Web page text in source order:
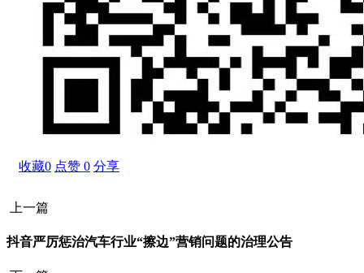
收藏0 点赞 0 分享
上一篇
抖音严厉惩治汽车行业“擦边”营销问题的治理公告